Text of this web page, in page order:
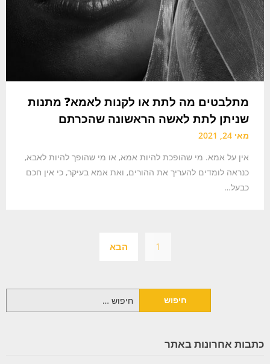
מתלבטים מה לתת או לקנות לאמא? מתנות
שניתן לתת לאשה הראשונה שהכרתם
מאי 24, 2021
אין על אמא. מי שהופכת להיות אמא, או מי שהופך להיות לאבא,
כנראה לומדים להעריך את ההורים, ואת אמא בעיקר, כי אין חכם
כבעל…
1 הבא
כתבות אחרונות באתר